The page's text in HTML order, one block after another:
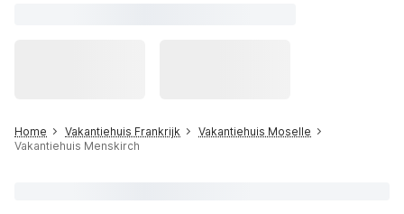
Home Vakantiehuis Frankrijk
Vakantiehuis Moselle
Vakantiehuis Menskirch